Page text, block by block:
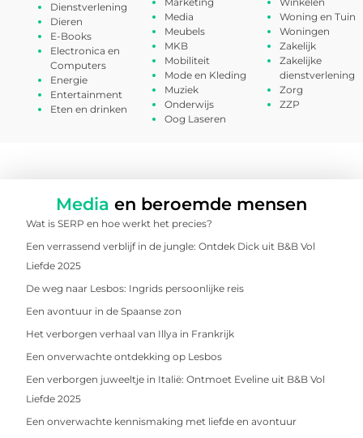
Dienstverlening
Dieren
E-Books
Electronica en
Computers
Energie
Entertainment
Eten en drinken
Media
Meubels
MKB
Mobiliteit
Mode en Kleding
Muziek
Onderwijs
Oog Laseren
Woning en Tuin
Woningen
Zakelijk
Zakelijke
dienstverlening
Zorg
ZZP
Media en beroemde mensen
Wat is SERP en hoe werkt het precies?
Een verrassend verblijf in de jungle: Ontdek Dick uit B&B Vol
Liefde 2025
De weg naar Lesbos: Ingrids persoonlijke reis
Een avontuur in de Spaanse zon
Het verborgen verhaal van Illya in Frankrijk
Een onverwachte ontdekking op Lesbos
Een verborgen juweeltje in Italië: Ontmoet Eveline uit B&B Vol
Liefde 2025
Een onverwachte kennismaking met liefde en avontuur